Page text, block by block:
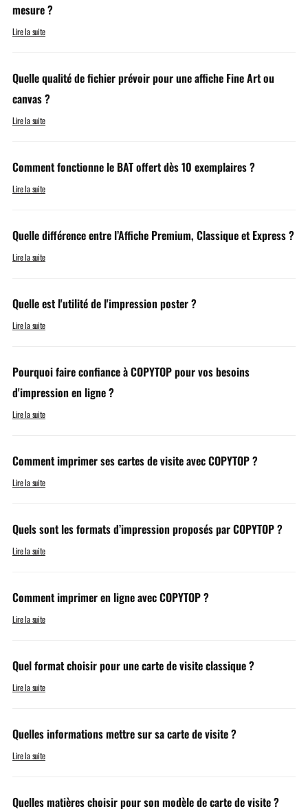
mesure ?
Lire la suite
Quelle qualité de fichier prévoir pour une affiche Fine Art ou
canvas ?
Lire la suite
Comment fonctionne le BAT offert dès 10 exemplaires ?
Lire la suite
Quelle différence entre l’Affiche Premium, Classique et Express ?
Lire la suite
Quelle est l'utilité de l'impression poster ?
Lire la suite
Pourquoi faire confiance à COPYTOP pour vos besoins
d'impression en ligne ?
Lire la suite
Comment imprimer ses cartes de visite avec COPYTOP ?
Lire la suite
Quels sont les formats d’impression proposés par COPYTOP ?
Lire la suite
Comment imprimer en ligne avec COPYTOP ?
Lire la suite
Quel format choisir pour une carte de visite classique ?
Lire la suite
Quelles informations mettre sur sa carte de visite ?
Lire la suite
Quelles matières choisir pour son modèle de carte de visite ?